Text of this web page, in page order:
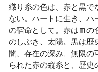
織り糸の色は、赤と黒で
ない。ハートに生き、ハ
の宿命として。赤は血の
のしぶき、太陽。黒は歴
闇、存在の深み、無限の
られた赤の縦糸と、歴史